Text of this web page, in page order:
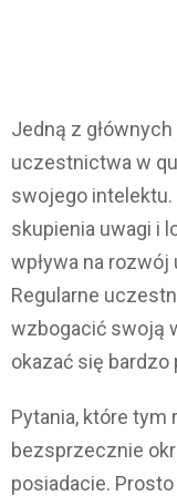
Jedną z
uczestnictwa w
swojego intelektu.
skupienia uwagi i
wpływa na
Regularne
wzbogacić swoją
okazać się
Pytania, które tym
bezsprzecznie
posiadacie.